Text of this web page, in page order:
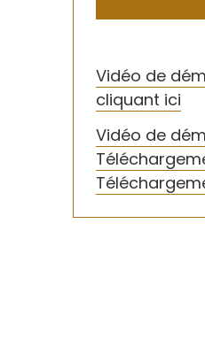
Vidéo de
cliquant ici
Vidéo de
T